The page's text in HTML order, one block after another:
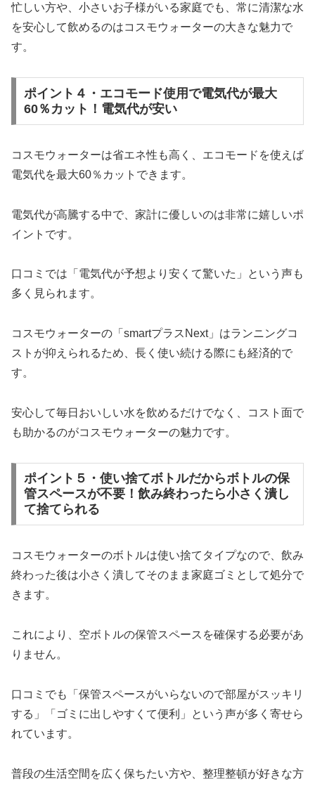
忙しい方や、小さいお子様がいる家庭でも、常に清潔な水
を安心して飲めるのはコスモウォーターの大きな魅力で
す。
ポイント４・エコモード使用で電気代が最大
60％カット！電気代が安い
コスモウォーターは省エネ性も高く、エコモードを使えば
電気代を最大60％カットできます。
電気代が高騰する中で、家計に優しいのは非常に嬉しいポ
イントです。
口コミでは「電気代が予想より安くて驚いた」という声も
多く見られます。
コスモウォーターの「smartプラスNext」はランニングコ
ストが抑えられるため、長く使い続ける際にも経済的で
す。
安心して毎日おいしい水を飲めるだけでなく、コスト面で
も助かるのがコスモウォーターの魅力です。
ポイント５・使い捨てボトルだからボトルの保
管スペースが不要！飲み終わったら小さく潰し
て捨てられる
コスモウォーターのボトルは使い捨てタイプなので、飲み
終わった後は小さく潰してそのまま家庭ゴミとして処分で
きます。
これにより、空ボトルの保管スペースを確保する必要があ
りません。
口コミでも「保管スペースがいらないので部屋がスッキリ
する」「ゴミに出しやすくて便利」という声が多く寄せら
れています。
普段の生活空間を広く保ちたい方や、整理整頓が好きな方